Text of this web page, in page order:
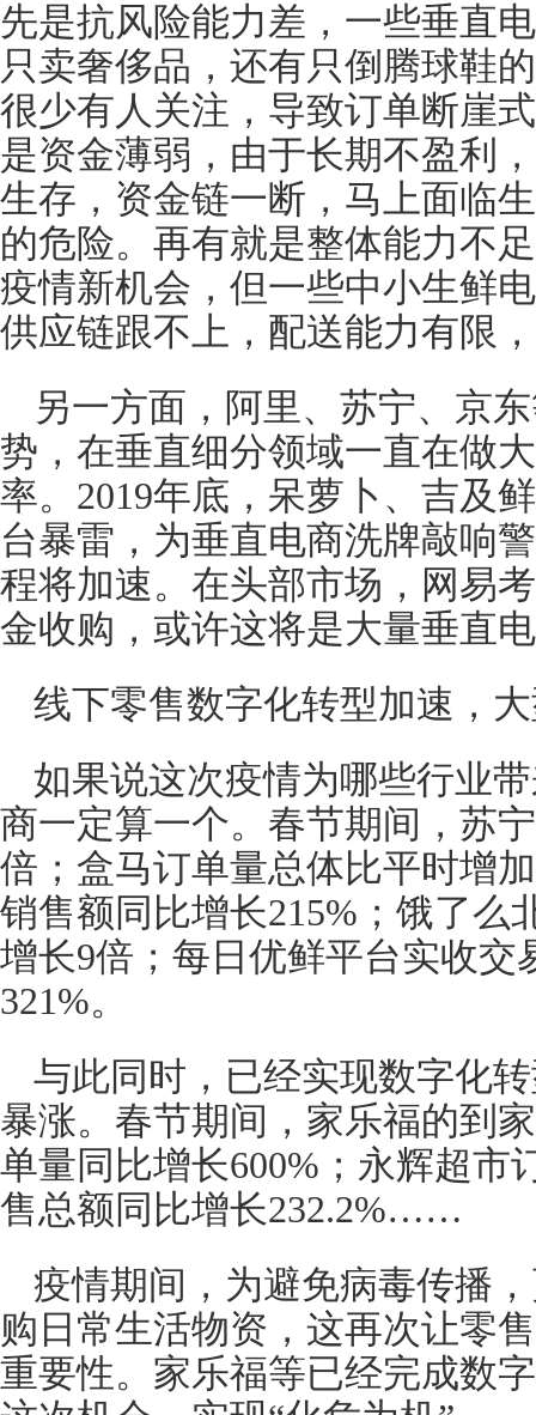
先是抗风险能力差，一些垂直
只卖奢侈品，还有只倒腾球鞋
很少有人关注，导致订单断崖
是资金薄弱，由于长期不盈利
生存，资金链一断，马上面临
的危险。再有就是整体能力不
疫情新机会，但一些中小生鲜
供应链跟不上，配送能力有限
另一方面，阿里、苏宁、京
势，在垂直细分领域一直在做
率。2019年底，呆萝卜、吉及
台暴雷，为垂直电商洗牌敲响
程将加速。在头部市场，网易
金收购，或许这将是大量垂直
线下零售数字化转型加速，
如果说这次疫情为哪些行业
商一定算一个。春节期间，苏
倍；盒马订单量总体比平时增
销售额同比增长215%；饿了么
增长9倍；每日优鲜平台实收交
321%。
与此同时，已经实现数字化
暴涨。春节期间，家乐福的到
单量同比增长600%；永辉超市
售总额同比增长232.2%……
疫情期间，为避免病毒传播
购日常生活物资，这再次让零
重要性。家乐福等已经完成数